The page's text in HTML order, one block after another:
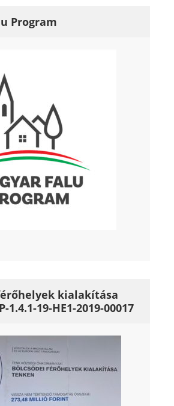
Program
kialakítása
1.4.1-19-HE1-2019-00017